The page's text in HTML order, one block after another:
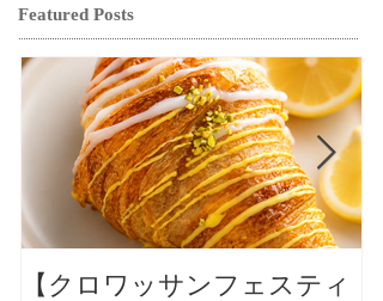
Featured Posts
【クロワッサンフェスティ